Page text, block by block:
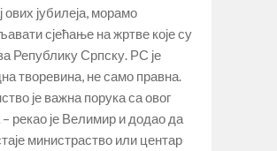
ових јубилеја, морамо
сјећање на жртве које су
Републику Српску. РС је
творевина, не само правна.
је важна порука са овог
– рекао је Велимир и додао да
министраство или центар